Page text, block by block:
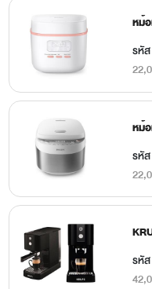
หม้
รหั
หม้
รหั
รหั